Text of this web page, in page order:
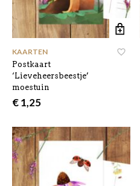
KAARTEN
Postkaart
‘Lieveheersbeestje’
moestuin
€1,25